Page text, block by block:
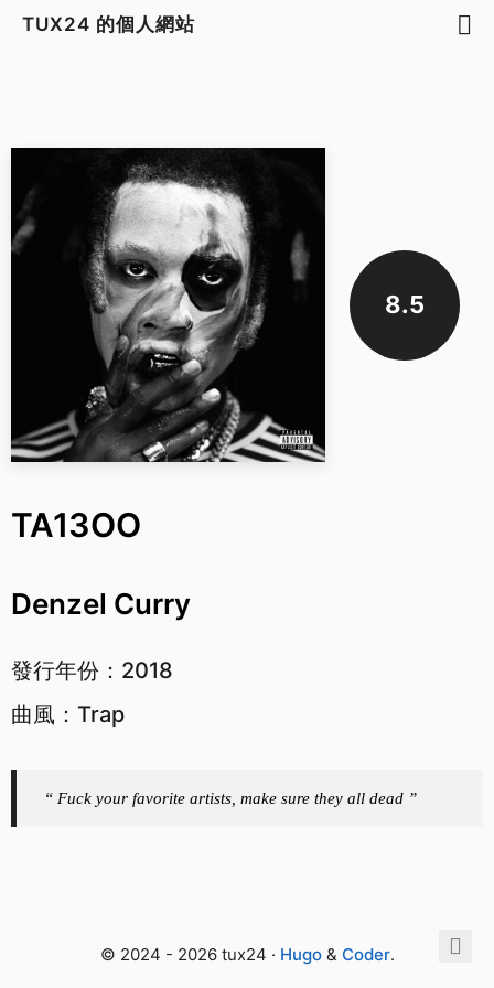
TUX24 的個人網站
8.5
TA13OO
Denzel Curry
發行年份：2018
曲風：Trap
“ Fuck your favorite artists, make sure they all dead ”
© 2024 - 2026 tux24 · Hugo& Coder.